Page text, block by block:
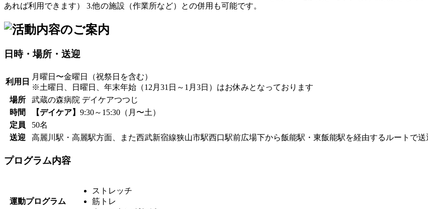
日時・場所・送迎
利用日
月曜日〜金曜日（祝祭日を含む）
※土曜日、日曜日、年末年始（12月31日～1月3日）はお休みとなっております
場所
武蔵の森病院 デイケアつつじ
時間
【デイケア】 9:30～15:30（月〜土）
定員
50名
送迎
高麗川駅・高麗駅方面、また西武新宿線狭山市駅西口駅前広場下から飯能駅・東飯能駅を経由するルートで送
プログラム内容
運動プログラム
ストレッチ
筋トレ